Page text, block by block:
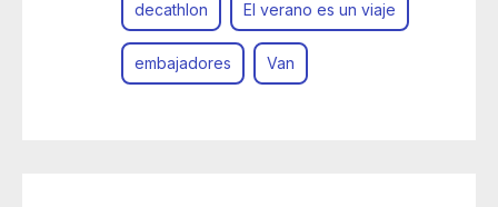
decathlon El verano es un viaje
embajadores Van